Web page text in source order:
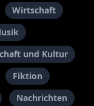
Wirtschaft
und Kultur
Fiktion
Nachrichten